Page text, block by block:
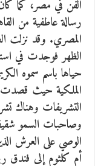
الفن في مصر، كما
رسالة عاطفية من
المصري. وقد نزلت
الظهر فوجدت في
حياها باسم سموه
الملكية حيث قصدت
التشريفات وهناك
وصاحبات السمو
الوصي على العرش
أم كلثوم إلى فندق